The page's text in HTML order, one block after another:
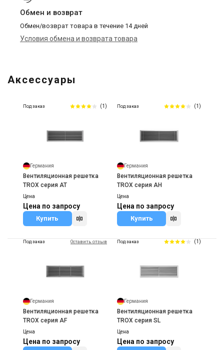
Обмен и возврат
Обмен/возврат товара в течение 14 дней
Условия обмена и возврата товара
Аксессуары
Под заказ (1)
Германия
Вентиляционная решетка
TROX серия AT
Цена
Цена по запросу
Купить
Под заказ (1)
Германия
Вентиляционная решетка
TROX серия AH
Цена
Цена по запросу
Купить
Под заказ Оставить отзыв
Германия
Вентиляционная решетка
TROX серия AF
Цена
Цена по запросу
Под заказ (1)
Германия
Вентиляционная решетка
TROX серия SL
Цена
Цена по запросу